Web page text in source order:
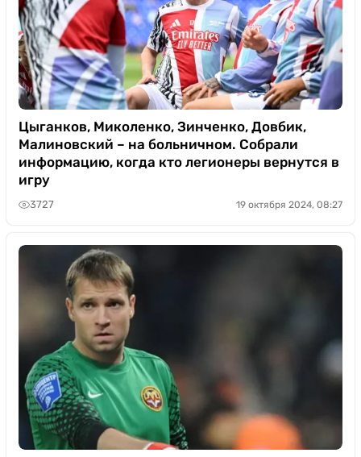
Цыганков, Миколенко, Зинченко, Довбик,
Малиновский – на больничном. Собрали
информацию, когда кто легионеры вернутся в
игру
3727 19 октября 2024, 08:27